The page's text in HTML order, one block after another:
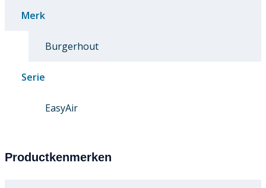
Merk
Burgerhout
Serie
EasyAir
Productkenmerken